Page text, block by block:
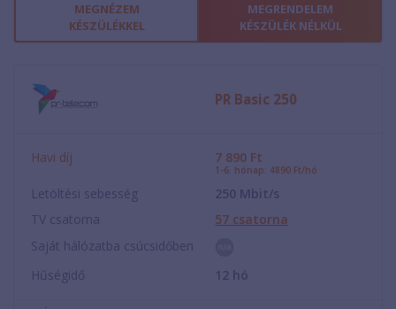
MEGNÉZEM
KÉSZÜLÉKKEL
MEGRENDELEM
KÉSZÜLÉK NÉLKÜL
PR Basic 250
Havi díj 7 890 Ft
1-6. hónap: 4890 Ft/hó
Letöltési sebesség 250 Mbit/s
TV csatorna
57 csatorna
Saját hálózatba csúcsidőben
Hűségidő
12 hó